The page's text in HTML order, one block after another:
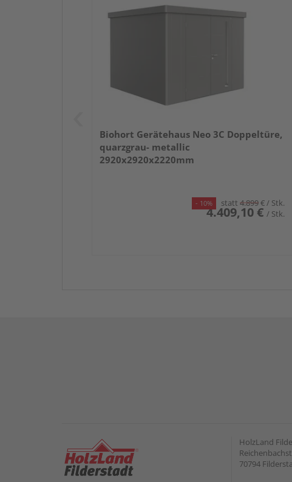
Biohort Gerätehaus Neo 3C Doppeltüre,
quarzgrau- metallic
2920x2920x2220mm
- 10% statt 4.899€ / Stk.
4.409,10 € / Stk.
HolzLand
70794